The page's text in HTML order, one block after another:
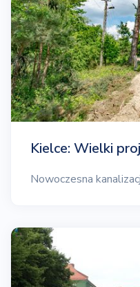
Kielce: Wielki
Nowoczesna